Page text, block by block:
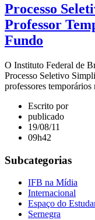
Processo
Professor
Fundo
O Instituto Federal de
Processo Seletivo
professores
Escrito por
publicado
19/08/11
09h42
Subcategorias
IFB na Mídia
Internacional
Espaço do
Sernegra